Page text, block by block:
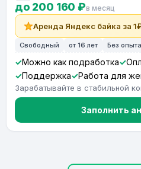
до 200 160 ₽в месяц
Аренда Яндекс байка за
Свободный от 16 лет Без опыта
Можно как подработка
Поддержка
Работа для
Зарабатывайте в стабильной
Заполнить